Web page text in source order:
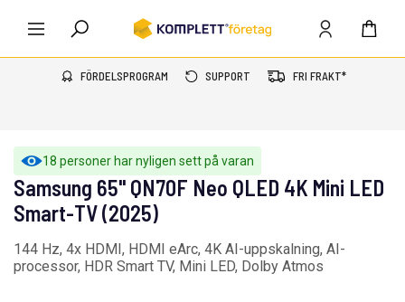
FÖRDELSPROGRAM SUPPORT FRI FRAKT*
18 personer har nyligen sett på varan
Samsung 65" QN70F Neo QLED 4K Mini LED
Smart-TV (2025)
144 Hz, 4x HDMI, HDMI eArc, 4K AI-uppskalning, AI-
processor, HDR Smart TV, Mini LED, Dolby Atmos